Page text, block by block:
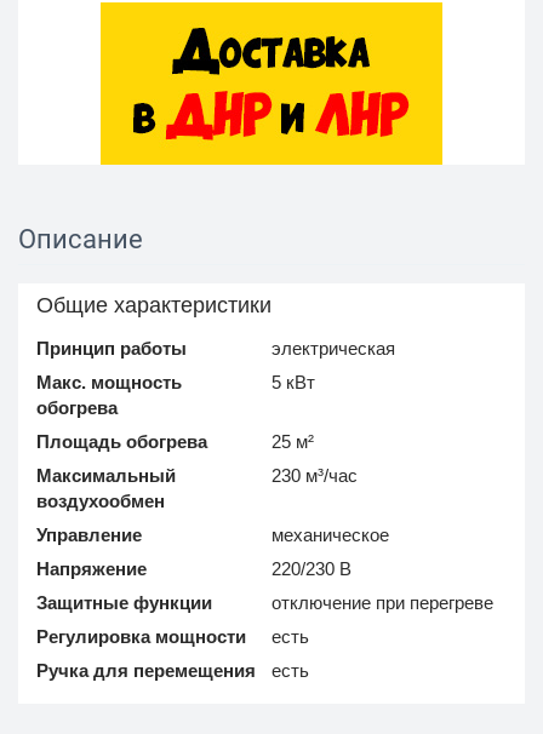
Описание
Общие характеристики
Принцип работы
электрическая
Макс. мощность
обогрева
5 кВт
Площадь обогрева
25 м²
Максимальный
воздухообмен
230 м³/час
Управление
механическое
Напряжение
220/230 В
Защитные функции
отключение при перегреве
Регулировка мощности
есть
Ручка для перемещения
есть